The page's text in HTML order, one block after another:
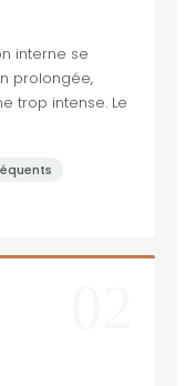
interne se
prolongée,
trop intense. Le